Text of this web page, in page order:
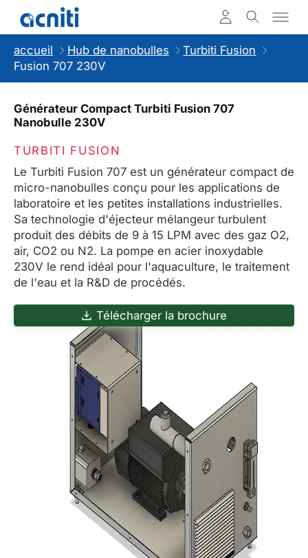
accueil Hub de nanobulles
Turbiti Fusion
Fusion 707 230V
Générateur Compact Turbiti Fusion 707
Nanobulle 230V
TURBITI FUSION
Le Turbiti Fusion 707 est un générateur compact de
micro-nanobulles conçu pour les applications de
laboratoire et les petites installations industrielles.
Sa technologie d'éjecteur mélangeur turbulent
produit des débits de 9 à 15 LPM avec des gaz O2,
air, CO2 ou N2. La pompe en acier inoxydable
230V le rend idéal pour l'aquaculture, le traitement
de l'eau et la R&D de procédés.
Télécharger la brochure